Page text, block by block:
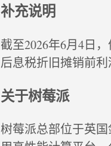
补充说明
截至2026年6月4日
后息税折旧摊销前利
关于树莓派
树莓派总部位于英